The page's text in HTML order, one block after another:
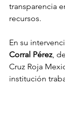
transparencia
recursos.
En su
Corral Pérez,
Cruz Roja
institución